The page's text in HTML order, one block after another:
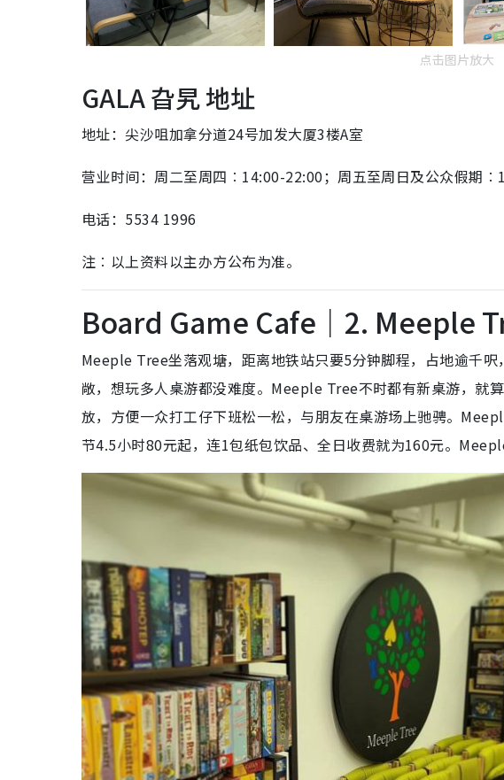
点击图片放大
GALA 旮旯 地址
地址：尖沙咀加拿分道24号加发大厦3楼A室
营业时间：周二至周四︰14:00-22:00；周五至周日及公众假期
电话：5534 1996
注︰以上资料以主办方公布为准。
Board Game Cafe ｜2. Meeple
Meeple Tree坐落观塘，距离地铁站只要5分钟脚程，占地逾千
敞，想玩多人桌游都没难度。Meeple Tree不时都有新桌游，就
放，方便一众打工仔下班松一松，与朋友在桌游场上驰骋。
节4.5小时80元起，连1包纸包饮品、全日收费就为160元。